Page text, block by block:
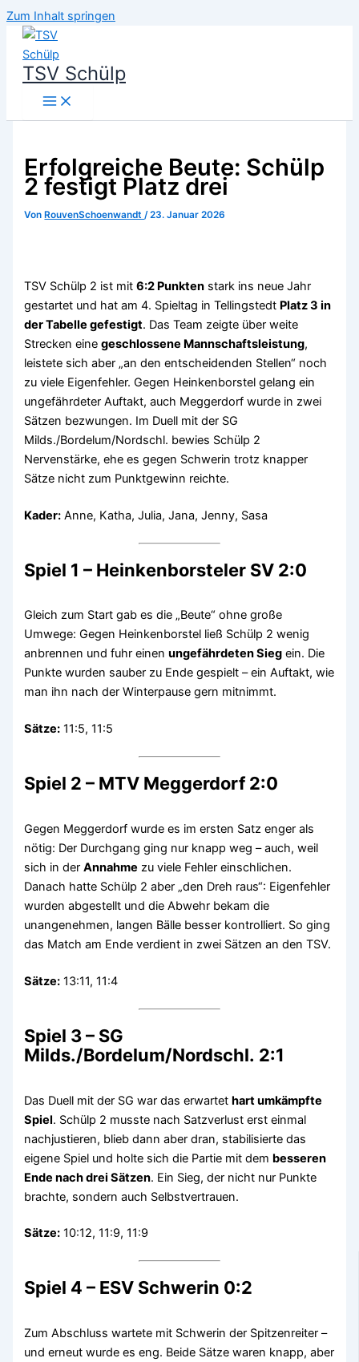
Zum Inhalt springen
TSV Schülp
Erfolgreiche Beute: Schülp
2 festigt Platz drei
Von RouvenSchoenwandt/23. Januar 2026
TSV Schülp 2 ist mit6:2 Punkten stark ins neue Jahr
gestartet und hat am 4. Spieltag in Tellingstedt Platz 3 in
der Tabelle gefestigt. Das Team zeigte über weite
Strecken einegeschlossene Mannschaftsleistung,
leistete sich aber „an den entscheidenden Stellen“ noch
zu viele Eigenfehler. Gegen Heinkenborstel gelang ein
ungefährdeter Auftakt, auch Meggerdorf wurde in zwei
Sätzen bezwungen. Im Duell mit der SG
Milds./Bordelum/Nordschl. bewies Schülp 2
Nervenstärke, ehe es gegen Schwerin trotz knapper
Sätze nicht zum Punktgewinn reichte.
Kader: Anne, Katha, Julia, Jana, Jenny, Sasa
Spiel 1 – Heinkenborsteler SV 2:0
Gleich zum Start gab es die „Beute“ ohne große
Umwege: Gegen Heinkenborstel ließ Schülp 2 wenig
anbrennen und fuhr einenungefährdeten Sieg ein. Die
Punkte wurden sauber zu Ende gespielt – ein Auftakt, wie
man ihn nach der Winterpause gern mitnimmt.
Sätze: 11:5, 11:5
Spiel 2 – MTV Meggerdorf 2:0
Gegen Meggerdorf wurde es im ersten Satz enger als
nötig: Der Durchgang ging nur knapp weg – auch, weil
sich in derAnnahme zu viele Fehler einschlichen.
Danach hatte Schülp 2 aber „den Dreh raus“: Eigenfehler
wurden abgestellt und die Abwehr bekam die
unangenehmen, langen Bälle besser kontrolliert. So ging
das Match am Ende verdient in zwei Sätzen an den TSV.
Sätze: 13:11, 11:4
Spiel 3 – SG
Milds./Bordelum/Nordschl. 2:1
Das Duell mit der SG war das erwartethart umkämpfte
Spiel. Schülp 2 musste nach Satzverlust erst einmal
nachjustieren, blieb dann aber dran, stabilisierte das
eigene Spiel und holte sich die Partie mit dem besseren
Ende nach drei Sätzen. Ein Sieg, der nicht nur Punkte
brachte, sondern auch Selbstvertrauen.
Sätze: 10:12, 11:9, 11:9
Spiel 4 – ESV Schwerin 0:2
Zum Abschluss wartete mit Schwerin der Spitzenreiter –
und erneut wurde es eng. Beide Sätze waren knapp, aber